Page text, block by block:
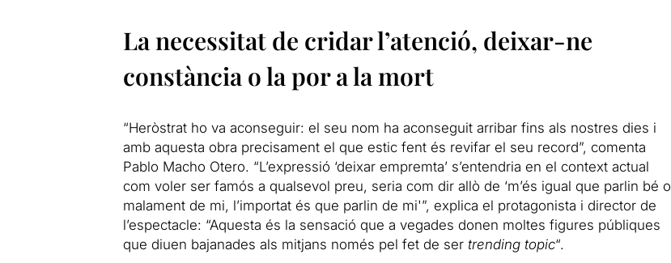
La necessitat de cridar l’atenció, deixar-ne
constància o la porala mort
“Heròstrat ho va aconseguir: el seu nom ha aconseguit arribar fins als nostres dies i
amb aquesta obra precisament el que estic fent és revifar el seu record”, comenta
Pablo Macho Otero. “L’expressió ‘deixar empremta’ s’entendria en el context actual
com voler ser famós a qualsevol preu, seria com dir allò de ‘m’és igual que parlin bé o
malament de mi, l’importat és que parlin de mi'”, explica el protagonista i director de
l’espectacle: “Aquesta és la sensació que a vegades donen moltes figures públiques
que diuen bajanades als mitjans només pel fet de ser trending topic“.